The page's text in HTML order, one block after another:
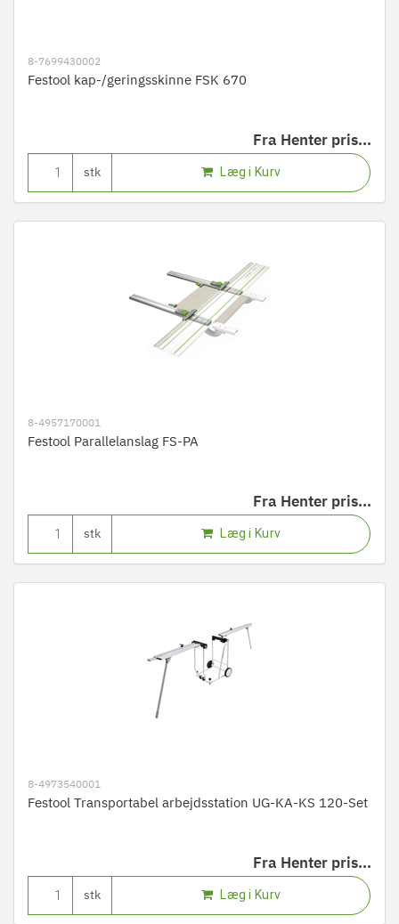
8-7699430002
Festool kap-/geringsskinne FSK 670
Fra Henter pris...
stk Læg i Kurv
8-4957170001
Festool Parallelanslag FS-PA
Fra Henter pris...
stk Læg i Kurv
8-4973540001
Festool Transportabel arbejdsstation UG-KA-KS 120-Set
Fra Henter pris...
stk Læg i Kurv